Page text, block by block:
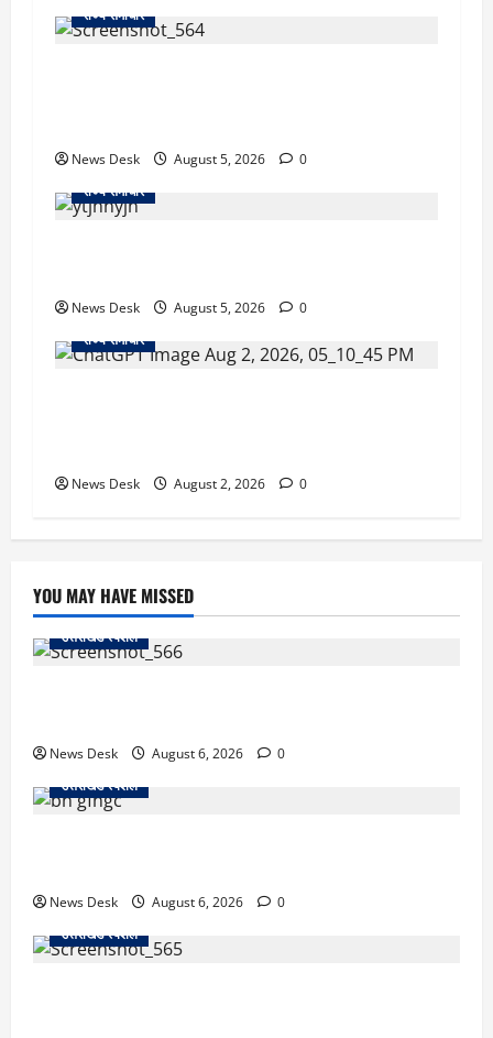
राज्य समाचार
News Desk August 5, 2026
0
राज्य समाचार
News Desk August 5, 2026
0
राज्य समाचार
News Desk August 2, 2026 0
YOU MAY HAVE MISSED
उत्तराखंड स्पेशल
News Desk August 6, 2026
0
उत्तराखंड स्पेशल
News Desk August 6, 2026
0
उत्तराखंड स्पेशल